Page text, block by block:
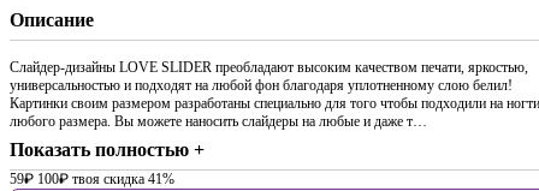
Описание
Слайдер-дизайны LOVE SLIDER преобладают высоким качеством печати, яркостью,
универсальностью и подходят на любой фон благодаря уплотненному слою белил!
Картинки своим размером разработаны специально для того чтобы подходили на ногти
любого размера. Вы можете наносить слайдеры на любые и даже т…
Показать полностью +
59₽ 100₽ твоя скидка 41%